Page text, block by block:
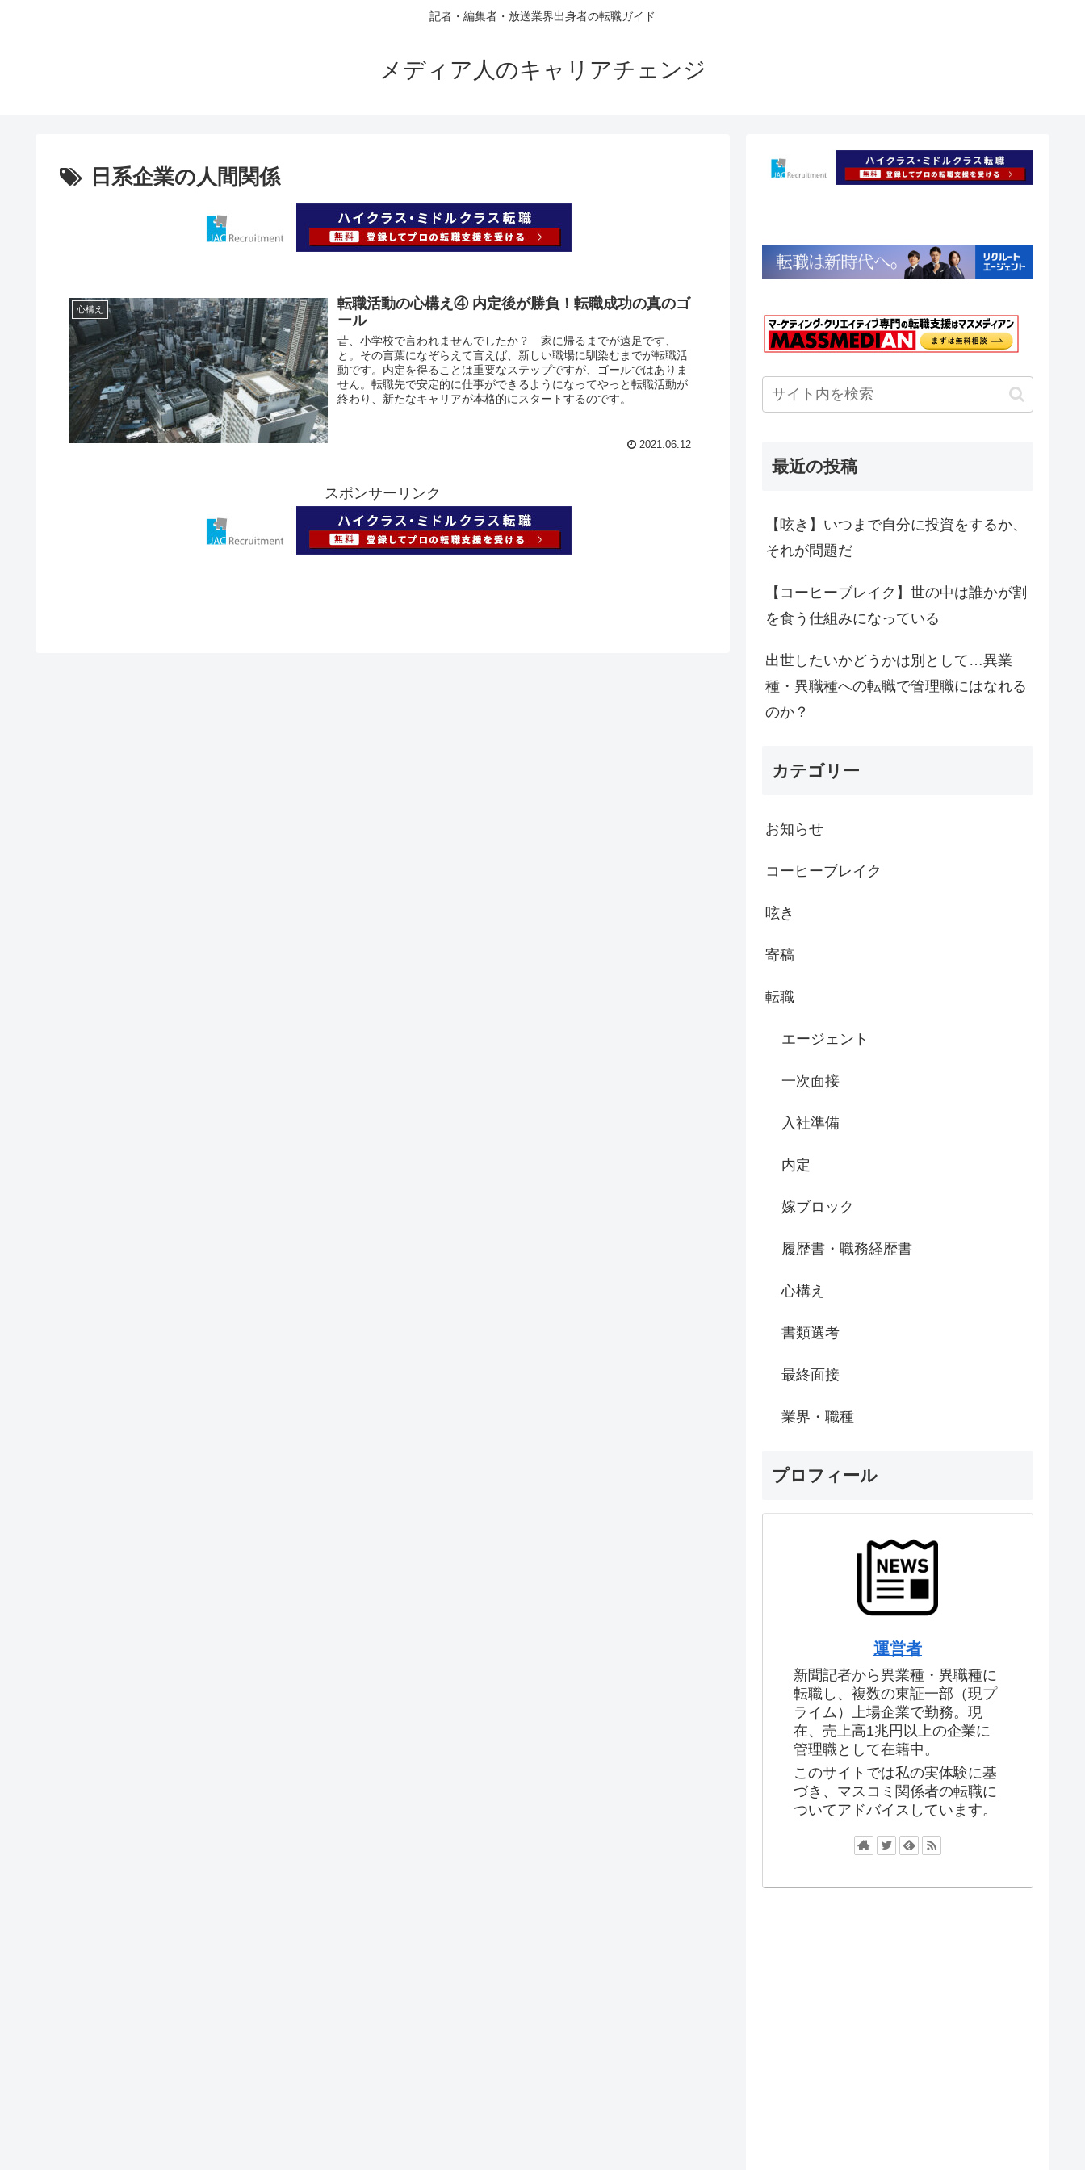
記者・編集者・放送業界出身者の転職ガイド
メディア人のキャリアチェンジ
日系企業の人間関係
心構え
転職活動の心構え④ 内定後が勝負！転職成功の真のゴ
ール
昔、小学校で言われませんでしたか？ 家に帰るまでが遠足です、
と。その言葉になぞらえて言えば、新しい職場に馴染むまでが転職活
動です。内定を得ることは重要なステップですが、ゴールではありま
せん。転職先で安定的に仕事ができるようになってやっと転職活動が
終わり、新たなキャリアが本格的にスタートするのです。
2021.06.12
スポンサーリンク
最近の投稿
【呟き】いつまで自分に投資をするか、
それが問題だ
【コーヒーブレイク】世の中は誰かが割
を食う仕組みになっている
出世したいかどうかは別として…異業
種・異職種への転職で管理職にはなれる
のか？
カテゴリー
お知らせ
コーヒーブレイク
呟き
寄稿
転職
エージェント
一次面接
入社準備
内定
嫁ブロック
履歴書・職務経歴書
心構え
書類選考
最終面接
業界・職種
プロフィール
運営者
新聞記者から異業種・異職種に
転職し、複数の東証一部（現プ
ライム）上場企業で勤務。現
在、売上高1兆円以上の企業に
管理職として在籍中。
このサイトでは私の実体験に基
づき、マスコミ関係者の転職に
ついてアドバイスしています。